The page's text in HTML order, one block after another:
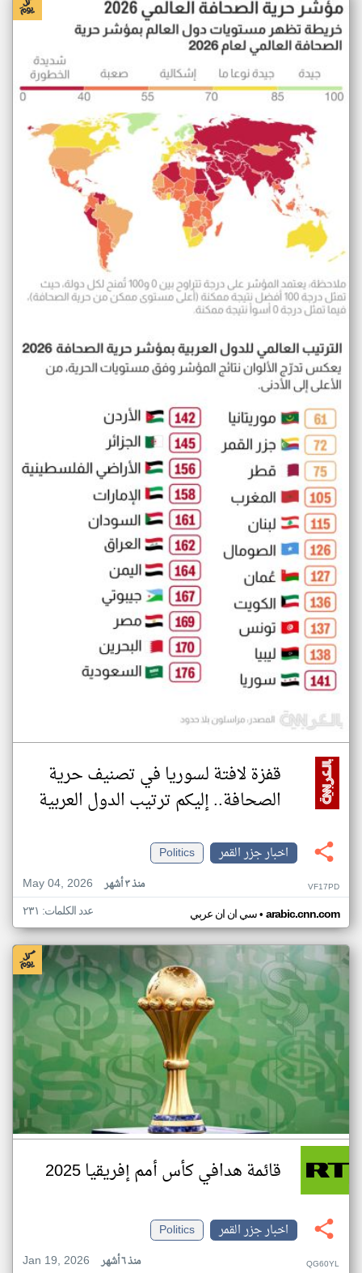
قفزة لافتة لسوريا في تصنيف حرية
الصحافة.. إليكم ترتيب الدول العربية
اخبار جزر القمر
Politics
May 04, 2026
منذ ٣ أشهر VF17PD
سي ان ان عربي• arabic.cnn.com عدد الكلمات: ٢٣١
قائمة هدافي كأس أمم إفريقيا 2025
اخبار جزر القمر
Politics
Jan 19, 2026
منذ ٦ أشهر QG60YL